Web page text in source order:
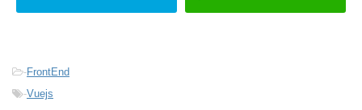
-FrontEnd
-Vuejs